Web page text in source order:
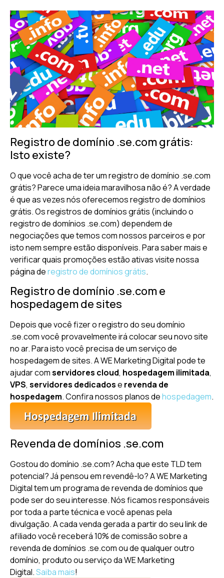
Registro de domínio .se.com grátis:
Isto existe?
O que você acha de ter um registro de domínio .se.com
grátis? Parece uma ideia maravilhosa não é? A verdade
é que as vezes nós oferecemos registro de domínios
grátis. Os registros de domínios grátis (incluindo o
registro de domínios .se.com) dependem de
negociações que temos com nossos parceiros e por
isto nem sempre estão disponíveis. Para saber mais e
verificar quais promoções estão ativas visite nossa
página deregistro de domínios grátis.
Registro de domínio .se.com e
hospedagem de sites
Depois que você fizer o registro do seu domínio
.se.com você provavelmente irá colocar seu novo site
no ar. Para isto você precisa de um serviço de
hospedagem de sites. A WE Marketing Digital pode te
ajudar comservidores cloud, hospedagem ilimitada,
VPS, servidores dedicadose revenda de
hospedagem. Confira nossos planos dehospedagem.
Revenda de domínios .se.com
Gostou do domínio .se.com? Acha que este TLD tem
potencial? Já pensou em revendê-lo? A WE Marketing
Digital tem um programa de revenda de domínios que
pode ser do seu interesse. Nós ficamos responsáveis
por toda a parte técnica e você apenas pela
divulgação. A cada venda gerada a partir do seu link de
afiliado você receberá 10% de comissão sobre a
revenda de domínios .se.com ou de qualquer outro
domínio, produto ou serviço da WE Marketing
Digital.Saiba mais!